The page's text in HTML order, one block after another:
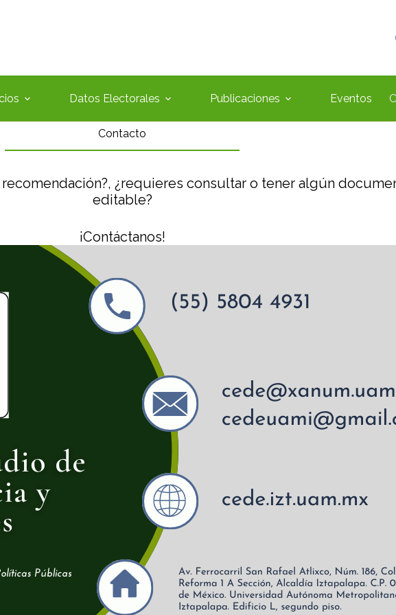
Datos Electorales Publicaciones Eventos
Contacto
¿requieres consultar o tener algún
editable?
¡Contáctanos!